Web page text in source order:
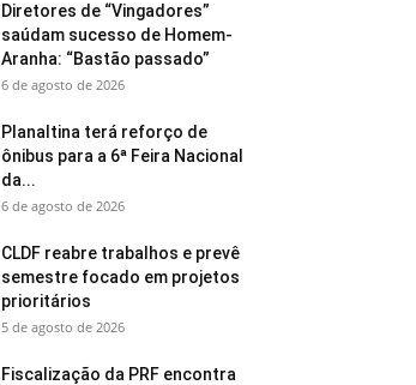
Diretores de “Vingadores”
saúdam sucesso de Homem-
Aranha: “Bastão passado”
6 de agosto de 2026
Planaltina terá reforço de
ônibus para a 6ª Feira Nacional
da...
6 de agosto de 2026
CLDF reabre trabalhos e prevê
semestre focado em projetos
prioritários
5 de agosto de 2026
Fiscalização da PRF encontra